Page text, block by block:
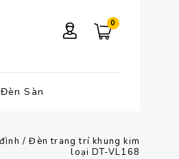
0
Đèn Sàn
/Đèn trang trí khung kim
loại DT-VL168